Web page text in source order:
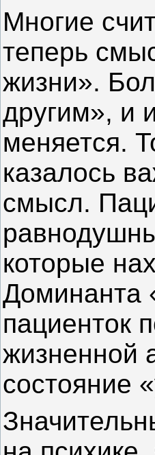
Многие
теперь
жизни».
другим», и
меняется.
казалось
смысл.
которые
Доминанта
пациенток
жизненной
состояние